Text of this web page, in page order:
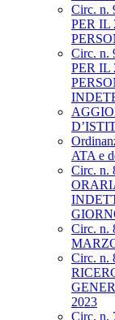
Circ. n.
PER IL
Circ. n.
PER IL
ATA e
Circ. n.
Circ. n.
Circ. n.
2023
Circ. n.